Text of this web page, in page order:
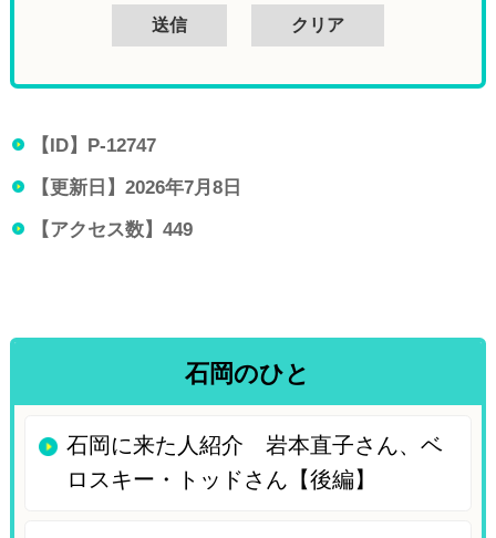
【ID】 P-12747
【更新日】 2026年7月8日
【アクセス数】 449
石岡のひと
石岡に来た人紹介 岩本直子さん、ベ
ロスキー・トッドさん【後編】